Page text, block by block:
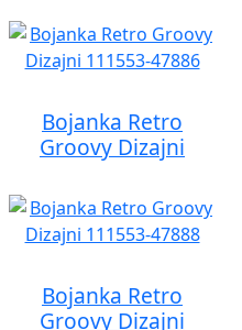
Bojanka Retro
Groovy Dizajni
Bojanka Retro
Groovy Dizajni